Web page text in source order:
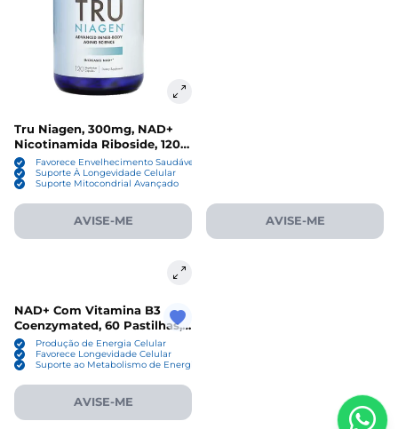
Tru Niagen, 300mg, NAD+
Nicotinamida Riboside, 120
Cápsulas
Favorece Envelhecimento Saudável
Suporte À Longevidade Celular
Suporte Mitocondrial Avançado
AVISE-ME AVISE-ME
NAD+ Com Vitamina B3
Coenzymated, 60 Pastilhas,
Source Naturals
Produção de Energia Celular
Favorece Longevidade Celular
Suporte ao Metabolismo de Energia
AVISE-ME